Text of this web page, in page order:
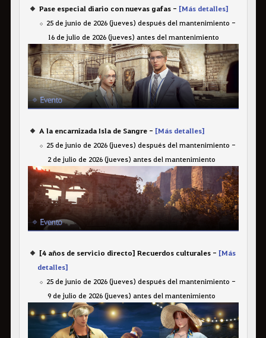
Pase especial diario con nuevas gafas - [Más detalles]
25 de junio de 2026 (jueves) después del mantenimiento -
16 de julio de 2026 (jueves) antes del mantenimiento
A la encarnizada Isla de Sangre - [Más detalles]
25 de junio de 2026 (jueves) después del mantenimiento -
2 de julio de 2026 (jueves) antes del mantenimiento
[4 años de servicio directo] Recuerdos culturales - [Más
detalles]
25 de junio de 2026 (jueves) después del mantenimiento -
9 de julio de 2026 (jueves) antes del mantenimiento